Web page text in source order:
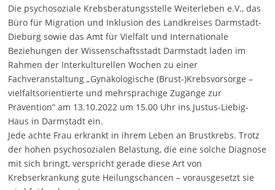
Die psychosoziale Krebsberatungsstelle Weiterleben e.V., das
Büro für Migration und Inklusion des Landkreises Darmstadt-
Dieburg sowie das Amt für Vielfalt und Internationale
Beziehungen der Wissenschaftsstadt Darmstadt laden im
Rahmen der Interkulturellen Wochen zu einer
Fachveranstaltung „Gynäkologische (Brust-)Krebsvorsorge –
vielfaltsorientierte und mehrsprachige Zugänge zur
Prävention“ am 13.10.2022 um 15.00 Uhr ins Justus-Liebig-
Haus in Darmstadt ein.
Jede achte Frau erkrankt in ihrem Leben an Brustkrebs. Trotz
der hohen psychosozialen Belastung, die eine solche Diagnose
mit sich bringt, verspricht gerade diese Art von
Krebserkrankung gute Heilungschancen – vorausgesetzt sie